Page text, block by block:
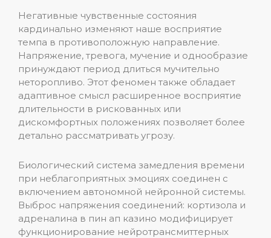
Негативные чувственные состояния
кардинально изменяют наше восприятие
темпа в противоположную направление.
Напряжение, тревога, мучение и однообразие
принуждают период длиться мучительно
неторопливо. Этот феномен также обладает
адаптивное смысл расширенное восприятие
длительности в рискованных или
дискомфортных положениях позволяет более
детально рассматривать угрозу.
Биологический система замедления времени
при неблагоприятных эмоциях соединен с
включением автономной нейронной системы.
Выброс напряжения соединений: кортизола и
адреналина в пин ап казино модифицирует
функционирование нейротрансмиттерных